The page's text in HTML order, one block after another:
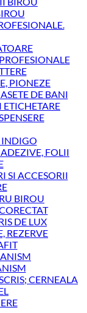
PIONEZE
DE BANI
INDIGO
FOLII
SI ACCESORII
BIROU
DE LUX
REZERVE
CERNEALA